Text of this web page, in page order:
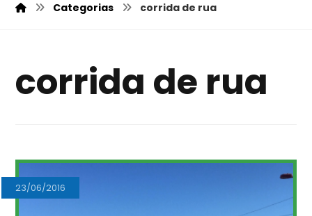
Categorias corrida de rua
corrida de rua
23/06/2016